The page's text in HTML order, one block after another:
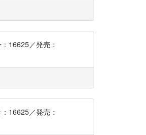
16625／発売：
16625／発売：